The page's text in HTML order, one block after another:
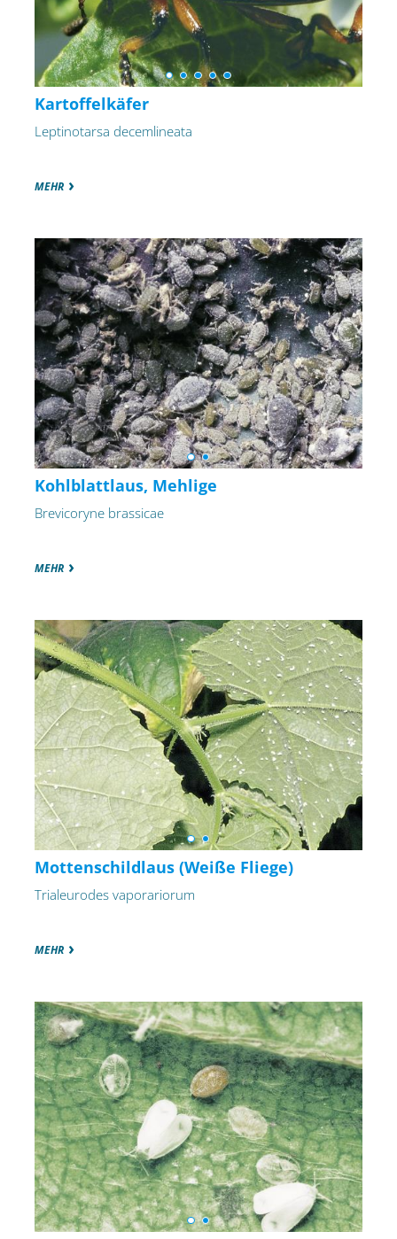
Kartoffelkäfer
Leptinotarsa decemlineata
MEHR
Kohlblattlaus, Mehlige
Brevicoryne brassicae
MEHR
Mottenschildlaus (Weiße Fliege)
Trialeurodes vaporariorum
MEHR